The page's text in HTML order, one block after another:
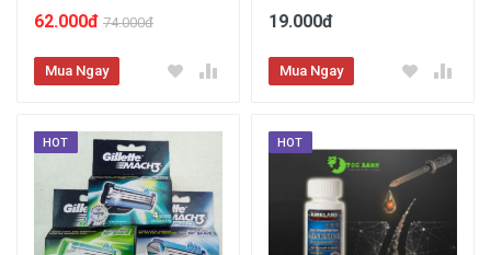
62.000đ 74.000đ
Mua Ngay
19.000đ
Mua Ngay
HOT HOT